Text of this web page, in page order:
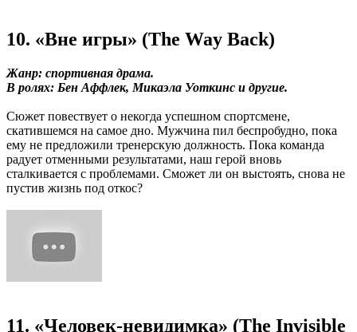
10. «Вне игры» (The Way Back)
Жанр: спортивная драма.
В ролях: Бен Аффлек, Микаэла Уоткинс и другие.
Сюжет повествует о некогда успешном спортсмене,
скатившемся на самое дно. Мужчина пил беспробудно, пока
ему не предложили тренерскую должность. Пока команда
радует отменными результатами, наш герой вновь
сталкивается с проблемами. Сможет ли он выстоять, снова не
пустив жизнь под откос?
11. «Человек-невидимка» (The Invisible